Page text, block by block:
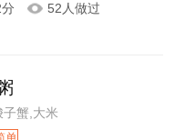
52人做过
子蟹,大米
单